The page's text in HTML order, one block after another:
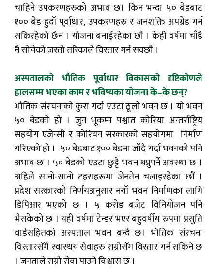
चाहिने उपकरणहरुको अभाव छ। किन भन्दा ५० बेडबाट
१०० बेड हुदाँ पूर्वाधार, उपकरणहरु र जनशक्ति अपग्रेड गर्न
सकिरहेको छैन । योजना बनाईरहेका छौं । केही वर्षमा चाँडै
नै सोचेको जस्तो तरिकाले विस्तार गर्न सक्छौं ।
अस्पतालको भौतिक पूर्वाधार विकासको दृष्टिकोणले
हालसम्म भएका काम र भविष्यका योजना के–के छन्?
भौतिक संरचनाको कुरा गर्दा एउटा ठूलो भवन छ । यो भवन
५० बेडको हो । जुन भूकम्प पश्चात कोरिया अन्तर्राष्ट्रिय
सहयोग एजेन्सी र कोरियन सरकारको सहयोगमा निर्माण
गरिएको हो । ५० बेडबाट १०० बेडमा जाँदै गर्दा भवनको पनि
अभाव छ । ५० बेडको एउटा छुट्टै भवन थप्नुपर्ने अवस्था छ ।
अहिले सानो-सानो टहराहरूमा जेनतेन चलाइरहेका छौं ।
प्रदेश सरकारको निर्णयअनुसार नयाँ भवन निर्माणका लागि
डिपिआर भएको छ । ५ करोड बजेट विनियोजन पनि
भैसकेको छ । यही वर्षमा टेन्डर भएर बहुवर्षीय रुपमा प्रसुति
वार्डसहितको अस्पताल भवन बन्दै छ। भौतिक संरचना
विस्तारसँगै स्वास्थय सेवाहरु राम्रोसँग विस्तार गर्न सकिने छ
। जनताले राम्रो सेवा पाउने विश्वास छ ।